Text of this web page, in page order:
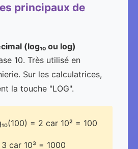
principaux de
(log₁₀ ou log)
10. Très utilisé en
Sur les calculatrices,
la touche "LOG".
= 2 car 10² = 100
car 10³ = 1000